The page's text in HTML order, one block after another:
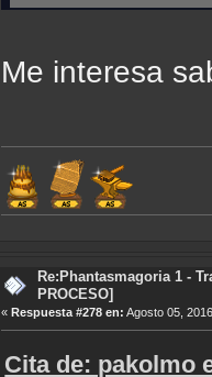
Me interesa
Re:Phantasmagoria 1 -
PROCESO]
« Respuesta #278 en: Agosto 05,
Cita de: pakolmo